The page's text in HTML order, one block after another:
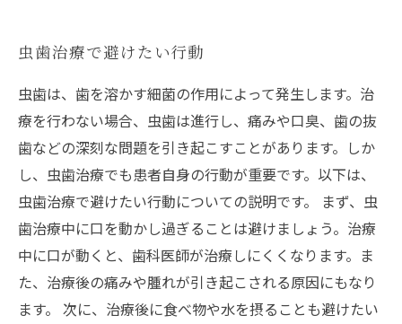
虫歯治療で避けたい行動
虫歯は、歯を溶かす細菌の作用によって発生します。治
療を行わない場合、虫歯は進行し、痛みや口臭、歯の抜
歯などの深刻な問題を引き起こすことがあります。しか
し、虫歯治療でも患者自身の行動が重要です。以下は、
虫歯治療で避けたい行動についての説明です。 まず、虫
歯治療中に口を動かし過ぎることは避けましょう。治療
中に口が動くと、歯科医師が治療しにくくなります。ま
た、治療後の痛みや腫れが引き起こされる原因にもなり
ます。 次に、治療後に食べ物や水を摂ることも避けたい